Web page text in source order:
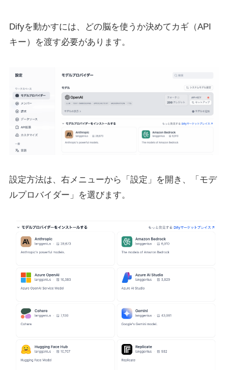
Difyを動かすには、どの脳を使うか決めてカギ（API
キー）を渡す必要があります。
設定方法は、右メニューから「設定」を開き、「モデ
ルプロバイダー」を選びます。